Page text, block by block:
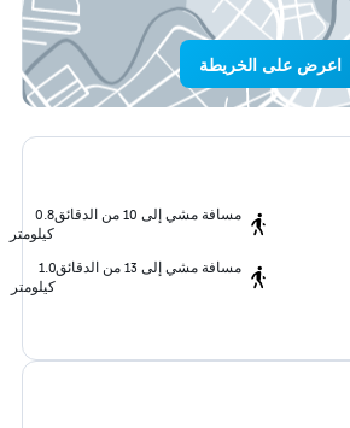
اعرض على الخريطة
مسافة مشي إلى 10 من الدقائق
0.8
كيلومتر
مسافة مشي إلى 13 من الدقائق
1.0
كيلومتر